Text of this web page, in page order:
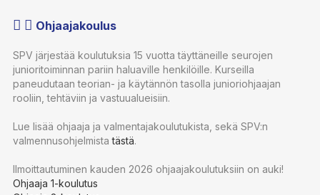
Ohjaajakoulus
SPV järjestää koulutuksia 15 vuotta täyttäneille seurojen
junioritoiminnan pariin haluaville henkilöille. Kurseilla
paneudutaan teorian- ja käytännön tasolla junioriohjaajan
rooliin, tehtäviin ja vastuualueisiin.
Lue lisää ohjaaja ja valmentajakoulutukista, sekä SPV:n
valmennusohjelmistatästä.
Ilmoittautuminen kauden 2026 ohjaajakoulutuksiin on auki!
Ohjaaja 1-koulutus